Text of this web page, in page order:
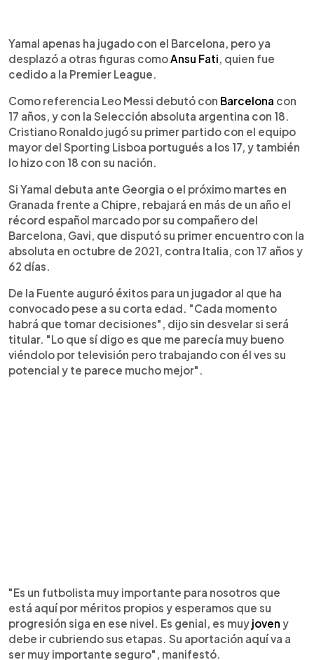
Yamal apenas ha jugado con el Barcelona, pero ya
desplazó a otras figuras como Ansu Fati , quien fue
cedido a la Premier League.
Como referencia Leo Messi debutó con Barcelona con
17 años, y con la Selección absoluta argentina con 18.
Cristiano Ronaldo jugó su primer partido con el equipo
mayor del Sporting Lisboa portugués a los 17, y también
lo hizo con 18 con su nación.
Si Yamal debuta ante Georgia o el próximo martes en
Granada frente a Chipre, rebajará en más de un año el
récord español marcado por su compañero del
Barcelona, Gavi, que disputó su primer encuentro con la
absoluta en octubre de 2021, contra Italia, con 17 años y
62 días.
De la Fuente auguró éxitos para un jugador al que ha
convocado pese a su corta edad. "Cada momento
habrá que tomar decisiones", dijo sin desvelar si será
titular. "Lo que sí digo es que me parecía muy bueno
viéndolo por televisión pero trabajando con él ves su
potencial y te parece mucho mejor".
"Es un futbolista muy importante para nosotros que
está aquí por méritos propios y esperamos que su
progresión siga en ese nivel. Es genial, es muy joven y
debe ir cubriendo sus etapas. Su aportación aquí va a
ser muy importante seguro", manifestó.